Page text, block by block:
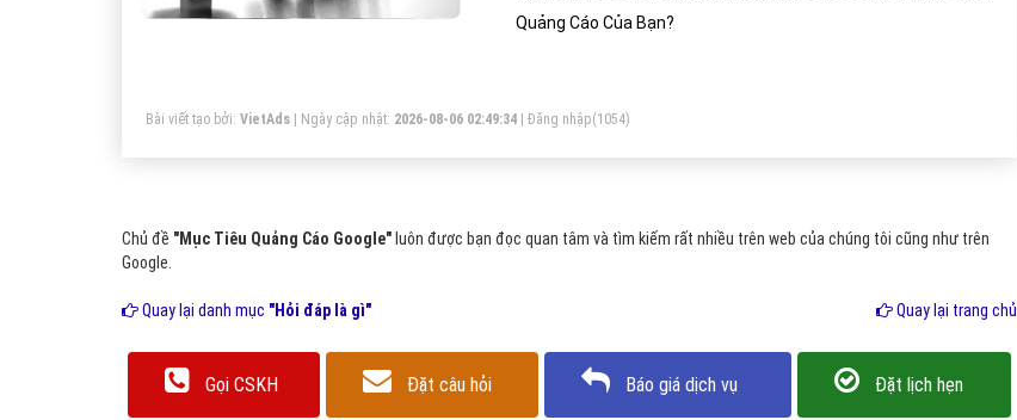
Quảng Cáo Của Bạn?
Bài viết tạo bởi: VietAds | Ngày cập nhật: 2026-08-06 02:49:34 Đăng nhập(1054)
Chủ đề "Mục Tiêu Quảng Cáo Google" luôn được bạn đọc quan tâm và tìm kiếm rất nhiều trên web của chúng tôi cũng như trên
Google.
Quay lại danh mục "Hỏi đáp là gì" Quay lại trang chủ
Gọi CSKH Đặt câu hỏi Báo giá dịch vụ Đặt lịch hẹn